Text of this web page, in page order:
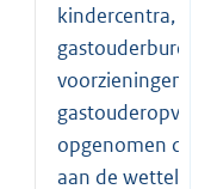
kindercentra,
voorzieningen
opgenomen die
aan de wettelijke